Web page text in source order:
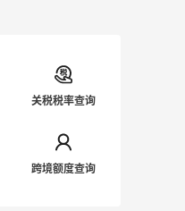
关税税率查询
跨境额度查询